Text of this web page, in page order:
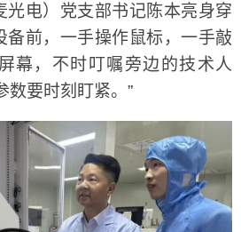
光电）党支部书记陈本亮身穿
备前，一手操作鼠标，一手敲
幕，不时叮嘱旁边的技术人
数要时刻盯紧。”